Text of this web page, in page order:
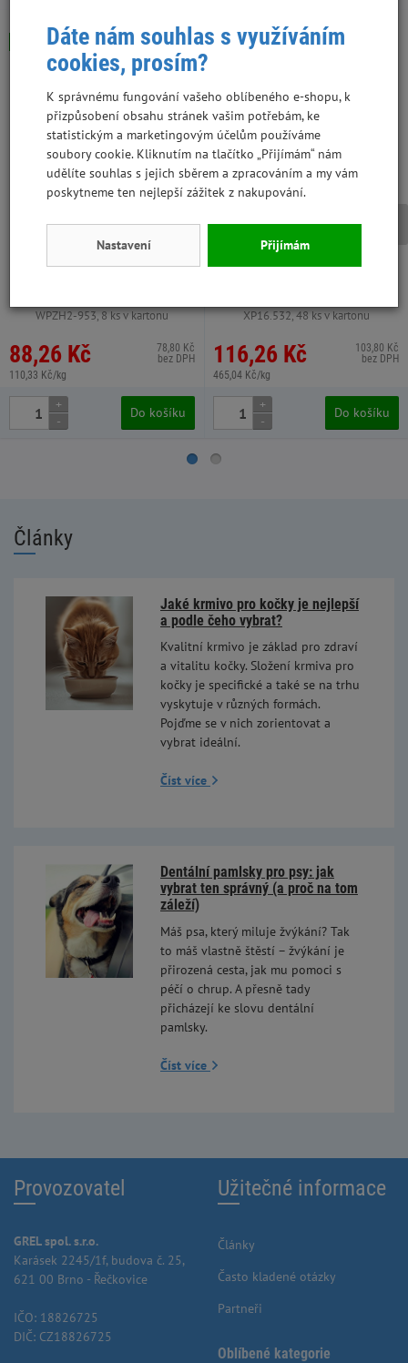
WPZH2-953, 8 ks v kartonu
88,26 Kč
110,33 Kč/kg
78,80 Kč
bez DPH
Skladem
+
-
Do košíku
Magnum Duck roll on Rawhide
stick 250g
XP16.532, 48 ks v kartonu
116,26 Kč
465,04 Kč/kg
103,80 Kč
bez DPH
Skladem Výhodná cena
+
-
Do košíku
Články
Jaké krmivo pro kočky je nejlepší
a podle čeho vybrat?
Kvalitní krmivo je základ pro zdraví
a vitalitu kočky. Složení krmiva pro
kočky je specifické a také se na trhu
vyskytuje v různých formách.
Pojďme se v nich zorientovat a
vybrat ideální.
Číst více
Dentální pamlsky pro psy: jak
vybrat ten správný (a proč na tom
záleží)
Máš psa, který miluje žvýkání? Tak
to máš vlastně štěstí – žvýkání je
přirozená cesta, jak mu pomoci s
péčí o chrup. A přesně tady
přicházejí ke slovu dentální
pamlsky.
Číst více
Provozovatel
GREL spol. s.r.o.
Karásek 2245/1f, budova č. 25,
621 00 Brno - Řečkovice
IČO: 18826725
DIČ: CZ18826725
Užitečné informace
Články
Často kladené otázky
Partneři
Oblíbené kategorie
Dáte nám souhlas s využíváním
cookies, prosím?
K správnému fungování vašeho oblíbeného e-shopu, k
přizpůsobení obsahu stránek vašim potřebám, ke
statistickým a marketingovým účelům používáme
soubory cookie. Kliknutím na tlačítko „Přijímám“ nám
udělíte souhlas s jejich sběrem a zpracováním a my vám
poskytneme ten nejlepší zážitek z nakupování.
Nastavení Přijímám